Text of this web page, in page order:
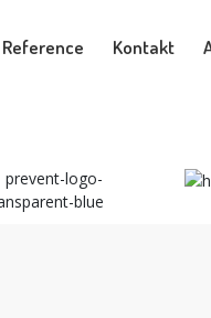
Reference Kontakt